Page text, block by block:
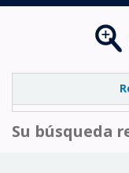
Su búsqueda